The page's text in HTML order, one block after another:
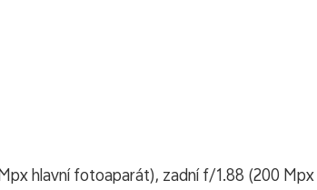
hlavní fotoaparát), zadní f/1.88 (200